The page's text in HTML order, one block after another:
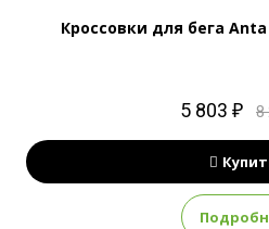
Кроссовки для бега Anta
5 803 ₽ 8